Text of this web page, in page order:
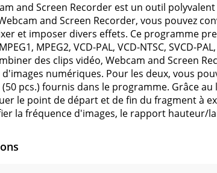
and Screen Recorder est un outil
and Screen Recorder, vous pouvez
et imposer divers effets. Ce programme
MPEG2, VCD-PAL, VCD-NTSC, SVCD-
des clips vidéo, Webcam and Screen
numériques. Pour les deux, vous
pcs.) fournis dans le programme. Grâce
le point de départ et de fin du fragment à
la fréquence d'images, le rapport hauteur/